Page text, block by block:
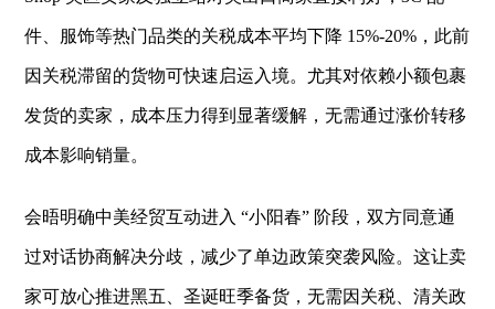
件、服饰等热门品类的关税成本平均下降 15%-20%，此前
因关税滞留的货物可快速启运入境。尤其对依赖小额包裹
发货的卖家，成本压力得到显著缓解，无需通过涨价转移
成本影响销量。
会晤明确中美经贸互动进入 “小阳春” 阶段，双方同意通
过对话协商解决分歧，减少了单边政策突袭风险。这让卖
家可放心推进黑五、圣诞旺季备货，无需因关税、清关政